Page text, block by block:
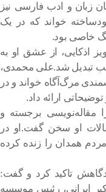
زبان و ادب فارسی نیز
خواند که در یک
خاصی بود.
اذکایی، از عشق او به
تبدیل شد.علی محمدی،
مرگ‌آگاه خواند و در
ارائه داد.
مقاله‌نویسی برجسته و
او سخن گفت.او در
همدان را زنده کرده
تاکید کرد و گفت:
ایرانی، رئیس موسسه